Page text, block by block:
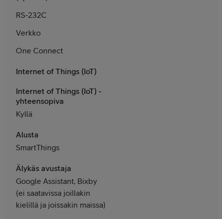
RS-232C
Verkko
One Connect
Internet of Things (IoT)
Internet of Things (IoT) -
yhteensopiva
Kyllä
Alusta
SmartThings
Älykäs avustaja
Google Assistant, Bixby
(ei saatavissa joillakin
kielillä ja joissakin maissa)